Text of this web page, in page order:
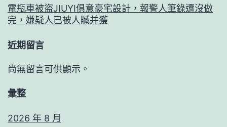
電瓶車被盜JIUYI俱意豪宅設計，報警人筆錄還沒做
完，嫌疑人已被人贓并獲
近期留言
尚無留言可供顯示。
彙整
2026 年 8 月